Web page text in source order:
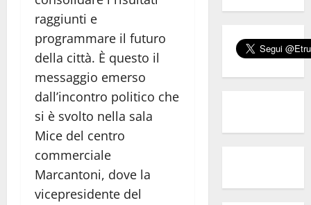
raggiunti e
programmare il futuro
della città. È questo il
messaggio emerso
dall’incontro politico che
si è svolto nella sala
Mice del centro
commerciale
Marcantoni, dove la
vicepresidente del